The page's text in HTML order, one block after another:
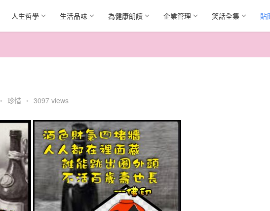
人生哲學 生活品味 為健康朗讀 企業管理 笑話全集 貼
• 珍惜 • 3097 views